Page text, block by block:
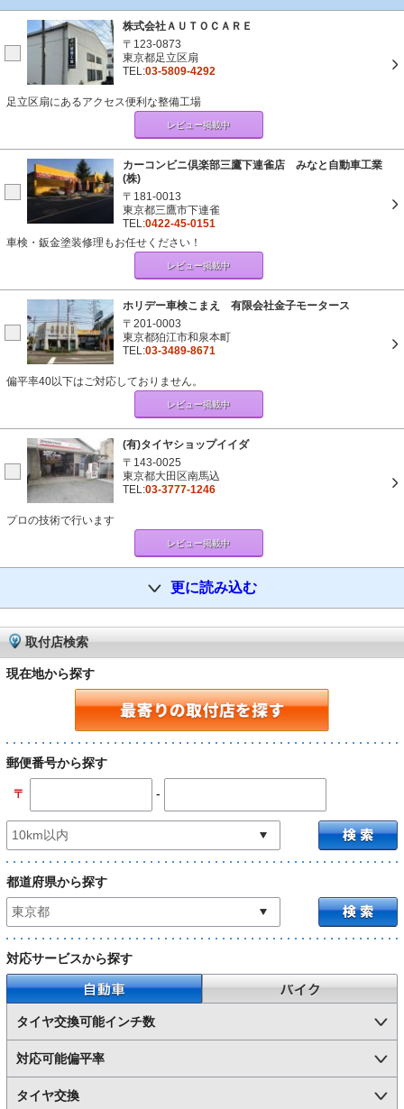
株式会社ＡＵＴＯＣＡＲＥ
〒123-0873
東京都足立区扇
TEL:03-5809-4292
足立区扇にあるアクセス便利な整備工場
レビュー掲載中
カーコンビニ倶楽部三鷹下連雀店 みなと自動車工業
(株)
〒181-0013
東京都三鷹市下連雀
TEL:0422-45-0151
車検・鈑金塗装修理もお任せください！
レビュー掲載中
ホリデー車検こまえ 有限会社金子モータース
〒201-0003
東京都狛江市和泉本町
TEL:03-3489-8671
偏平率40以下はご対応しておりません。
レビュー掲載中
(有)タイヤショップイイダ
〒143-0025
東京都大田区南馬込
TEL:03-3777-1246
プロの技術で行います
レビュー掲載中
更に読み込む
取付店検索
現在地から探す
郵便番号から探す
〒 -
都道府県から探す
対応サービスから探す
自動車
タイヤ交換可能インチ数
対応可能偏平率
タイヤ交換